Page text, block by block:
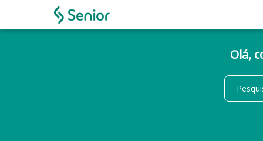
Olá,